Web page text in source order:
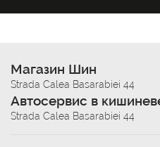
Магазин Шин
Strada Calea Basarabiei 44
Автосервис в
Strada Calea Basarabiei 44